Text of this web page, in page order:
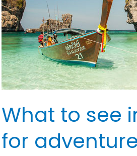
What to see
for